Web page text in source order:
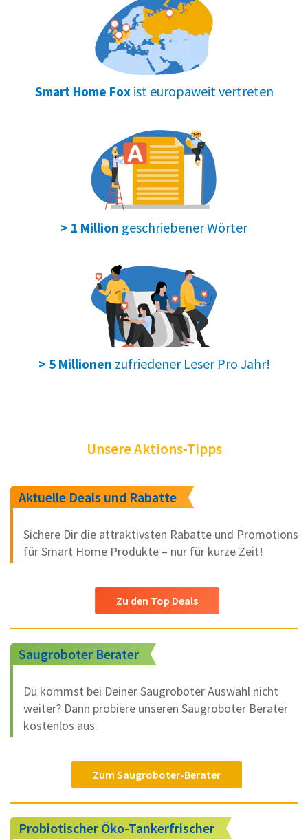
Smart Home Foxist europaweit vertreten
> 1 Million geschriebener Wörter
> 5 Millionen zufriedener Leser Pro Jahr!
Unsere Aktions-Tipps
Aktuelle Deals und Rabatte
Sichere Dir die attraktivsten Rabatte und Promotions
für Smart Home Produkte – nur für kurze Zeit!
Zu den Top Deals
Saugroboter Berater
Du kommst bei Deiner Saugroboter Auswahl nicht
weiter? Dann probiere unseren Saugroboter Berater
kostenlos aus.
Zum Saugroboter-Berater
Probiotischer Öko-Tankerfrischer